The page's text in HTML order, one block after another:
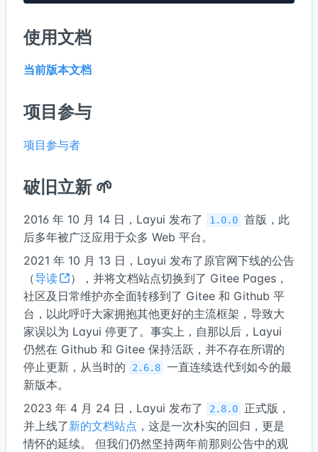
使用文档
当前版本文档
项目参与
项目参与者
破旧立新 🌱
2016 年 10 月 14 日，Layui 发布了 1.0.0 首版，此
后多年被广泛应用于众多 Web 平台。
2021 年 10 月 13 日，Layui 发布了原官网下线的公告
（导读
），并将文档站点切换到了 Gitee Pages，
社区及日常维护亦全面转移到了 Gitee 和 Github 平
台，以此呼吁大家拥抱其他更好的主流框架，导致大
家误以为 Layui 停更了。事实上，自那以后，Layui
仍然在 Github 和 Gitee 保持活跃，并不存在所谓的
停止更新，从当时的
2.6.8 一直连续迭代到如今的最
新版本。
2023 年 4 月 24 日，Layui 发布了
2.8.0
正式版，
并上线了新的文档站点 ，这是一次朴实的回归，更是
情怀的延续。 但我们仍然坚持两年前那则公告中的观